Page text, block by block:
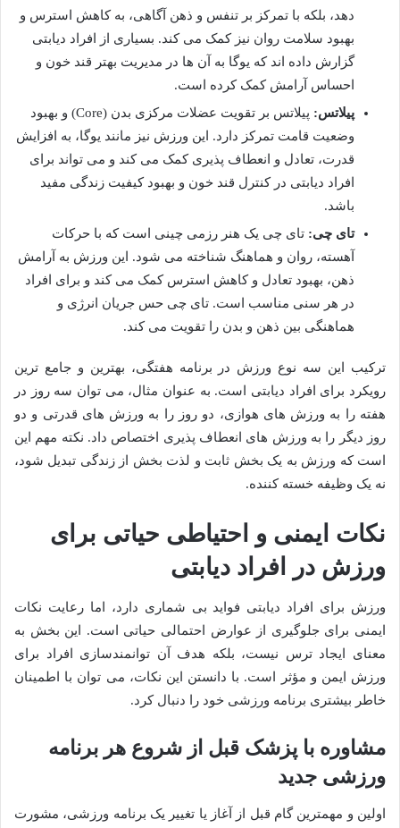
دهد، بلکه با تمرکز بر تنفس و ذهن آگاهی، به کاهش استرس و
بهبود سلامت روان نیز کمک می کند. بسیاری از افراد دیابتی
گزارش داده اند که یوگا به آن ها در مدیریت بهتر قند خون و
احساس آرامش کمک کرده است.
پیلاتس:
پیلاتس بر تقویت عضلات مرکزی بدن (Core) و بهبود
وضعیت قامت تمرکز دارد. این ورزش نیز مانند یوگا، به افزایش
قدرت، تعادل و انعطاف پذیری کمک می کند و می تواند برای
افراد دیابتی در کنترل قند خون و بهبود کیفیت زندگی مفید
باشد.
تای چی: تای چی یک هنر رزمی چینی است که با حرکات
آهسته، روان و هماهنگ شناخته می شود. این ورزش به آرامش
ذهن، بهبود تعادل و کاهش استرس کمک می کند و برای افراد
در هر سنی مناسب است. تای چی حس جریان انرژی و
هماهنگی بین ذهن و بدن را تقویت می کند.
ترکیب این سه نوع ورزش در برنامه هفتگی، بهترین و جامع ترین
رویکرد برای افراد دیابتی است. به عنوان مثال، می توان سه روز در
هفته را به ورزش های هوازی، دو روز را به ورزش های قدرتی و دو
روز دیگر را به ورزش های انعطاف پذیری اختصاص داد. نکته مهم این
است که ورزش به یک بخش ثابت و لذت بخش از زندگی تبدیل شود،
نه یک وظیفه خسته کننده.
نکات ایمنی و احتیاطی حیاتی برای
ورزش در افراد دیابتی
ورزش برای افراد دیابتی فواید بی شماری دارد، اما رعایت نکات
ایمنی برای جلوگیری از عوارض احتمالی حیاتی است. این بخش به
معنای ایجاد ترس نیست، بلکه هدف آن توانمندسازی افراد برای
ورزش ایمن و مؤثر است. با دانستن این نکات، می توان با اطمینان
خاطر بیشتری برنامه ورزشی خود را دنبال کرد.
مشاوره با پزشک قبل از شروع هر برنامه
ورزشی جدید
اولین و مهمترین گام قبل از آغاز یا تغییر یک برنامه ورزشی، مشورت